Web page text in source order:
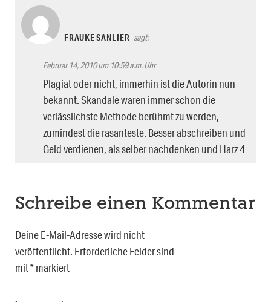
FRAUKE SANLIER sagt:
Februar 14, 2010 um 10:59 a.m. Uhr
Plagiat oder nicht, immerhin ist die Autorin nun
bekannt. Skandale waren immer schon die
verlässlichste Methode berühmt zu werden,
zumindest die rasanteste. Besser abschreiben und
Geld verdienen, als selber nachdenken und Harz 4
Schreibe einen Kommentar
Deine E-Mail-Adresse wird nicht
veröffentlicht. Erforderliche Felder sind
mit*markiert